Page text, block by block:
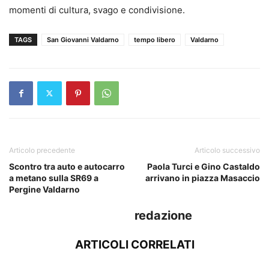
momenti di cultura, svago e condivisione.
TAGS San Giovanni Valdarno tempo libero Valdarno
Articolo precedente
Scontro tra auto e autocarro
a metano sulla SR69 a
Pergine Valdarno
Articolo successivo
Paola Turci e Gino Castaldo
arrivano in piazza Masaccio
redazione
ARTICOLI CORRELATI